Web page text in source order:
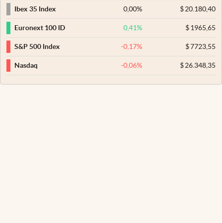
Ibex 35 Index
0,00% $20.180,40
Euronext 100 ID 0,41% $1965,65
S&P 500 Index -0,17% $7723,55
Nasdaq -0,06% $26.348,35